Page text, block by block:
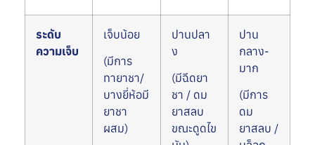
ระดับ
ความเจ็บ
เจ็บน้อย
(มีการ
ทายาชา/
บางยี่ห้อมี
ยาชา
ผสม)
ปานปลา
ง
(มีฉีดยา
ชา / ดม
ยาสลบ
ขณะดูดไข
ปาน
กลาง-
มาก
(มีการ
ดม
ยาสลบ /